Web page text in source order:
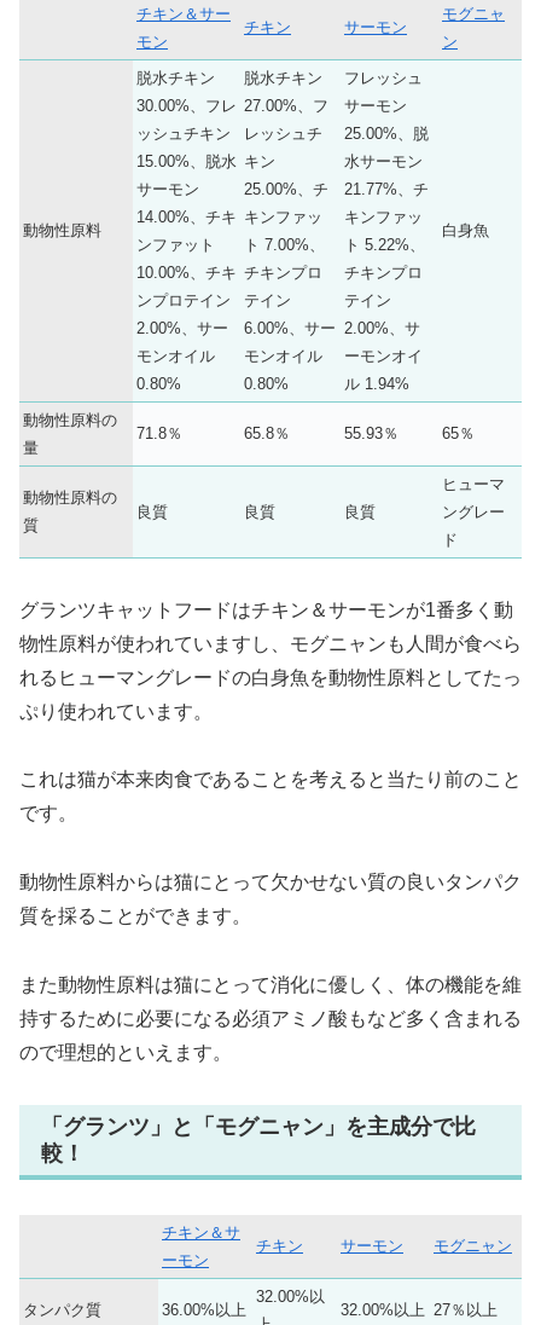
チキン＆サー
モン
チキン サーモン
モグニャ
ン
動物性原料
脱水チキン
30.00%、フレ
ッシュチキン
15.00%、脱水
サーモン
14.00%、チキ
ンファット
10.00%、チキ
ンプロテイン
2.00%、サー
モンオイル
0.80%
脱水チキン
27.00%、フ
レッシュチ
キン
25.00%、チ
キンファッ
ト 7.00%、
チキンプロ
テイン
6.00%、サー
モンオイル
0.80%
フレッシュ
サーモン
25.00%、脱
水サーモン
21.77%、チ
キンファッ
ト 5.22%、
チキンプロ
テイン
2.00%、サ
ーモンオイ
ル 1.94%
白身魚
動物性原料の
量
71.8％ 65.8％ 55.93％ 65％
動物性原料の
質
良質 良質 良質
ヒューマ
ングレー
ド
グランツキャットフードはチキン＆サーモンが1番多く動
物性原料が使われていますし、モグニャンも人間が食べら
れるヒューマングレードの白身魚を動物性原料としてたっ
ぷり使われています。
これは猫が本来肉食であることを考えると当たり前のこと
です。
動物性原料からは猫にとって欠かせない質の良いタンパク
質を採ることができます。
また動物性原料は猫にとって消化に優しく、体の機能を維
持するために必要になる必須アミノ酸もなど多く含まれる
ので理想的といえます。
「グランツ」と「モグニャン」を主成分で比
較！
チキン＆サ
ーモン
チキン サーモン モグニャン
タンパク質 36.00%以上
32.00%以
32.00%以上 27％以上